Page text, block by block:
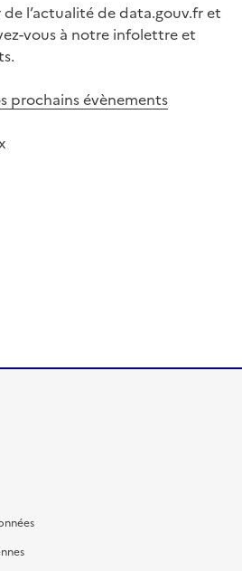
l’actualité de data.gouv.fr et
vous à notre infolettre et
prochains évènements